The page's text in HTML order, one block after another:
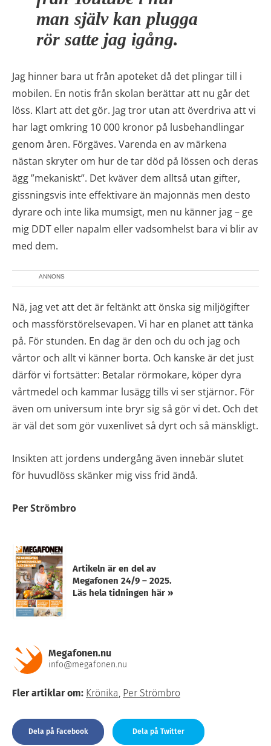
man själv kan plugga
rör satte jag igång.
Jag hinner bara ut från apoteket då det plingar till i
mobilen. En notis från skolan berättar att nu går det
löss. Klart att det gör. Jag tror utan att överdriva att vi
har lagt omkring 10 000 kronor på lusbehandlingar
genom åren. Förgäves. Varenda en av märkena
nästan skryter om hur de tar död på lössen och deras
ägg ”mekaniskt”. Det kväver dem alltså utan gifter,
gissningsvis inte effektivare än majonnäs men desto
dyrare och inte lika mumsigt, men nu känner jag – ge
mig DDT eller napalm eller vadsomhelst bara vi blir av
med dem.
ANNONS
Nä, jag vet att det är feltänkt att önska sig miljögifter
och massförstörelsevapen. Vi har en planet att tänka
på. För stunden. En dag är den och du och jag och
vårtor och allt vi känner borta. Och kanske är det just
därför vi fortsätter: Betalar rörmokare, köper dyra
vårtmedel och kammar lusägg tills vi ser stjärnor. För
även om universum inte bryr sig så gör vi det. Och det
är väl det som gör vuxenlivet så dyrt och så mänskligt.
Insikten att jordens undergång även innebär slutet
för huvudlöss skänker mig viss frid ändå.
Per Strömbro
Artikeln är en del av
Megafonen 24/9 – 2025.
Läs hela tidningen här »
Megafonen.nu
info@megafonen.nu
Fler artiklar om: Krönika, Per Strömbro
Dela på Facebook Dela på Twitter